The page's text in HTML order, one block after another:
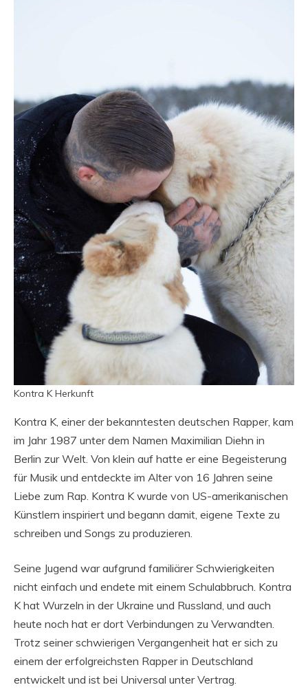
Kontra K Herkunft
Kontra K, einer der bekanntesten deutschen Rapper, kam
im Jahr 1987 unter dem Namen Maximilian Diehn in
Berlin zur Welt. Von klein auf hatte er eine Begeisterung
für Musik und entdeckte im Alter von 16 Jahren seine
Liebe zum Rap. Kontra K wurde von US-amerikanischen
Künstlern inspiriert und begann damit, eigene Texte zu
schreiben und Songs zu produzieren.
Seine Jugend war aufgrund familiärer Schwierigkeiten
nicht einfach und endete mit einem Schulabbruch. Kontra
K hat Wurzeln in der Ukraine und Russland, und auch
heute noch hat er dort Verbindungen zu Verwandten.
Trotz seiner schwierigen Vergangenheit hat er sich zu
einem der erfolgreichsten Rapper in Deutschland
entwickelt und ist bei Universal unter Vertrag.